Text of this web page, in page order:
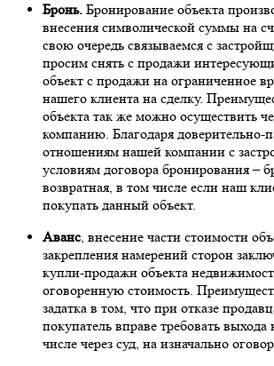
Бронь. Бронирование объекта
внесения символической суммы на
свою очередь связываемся с
просим снять с продажи
объект с продажи на ограниченное
нашего клиента на сделку.
объекта так же можно осуществить
компанию. Благодаря доверительно-
отношениям нашей компании с
условиям договора бронирования –
возвратная, в том числе если наш
покупать данный объект.
Аванс, внесение части стоимости
закрепления намерений сторон
купли-продажи объекта
оговоренную стоимость.
задатка в том, что при отказе
покупатель вправе требовать выхода
числе через суд, на изначально